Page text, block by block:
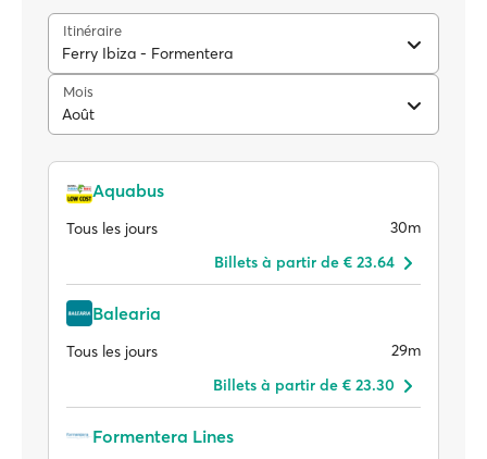
Itinéraire
Ferry Ibiza - Formentera
Mois
Août
Aquabus
Tous les jours
30m
Billets à partir de € 23.64
Balearia
Tous les jours
29m
Billets à partir de € 23.30
Formentera Lines